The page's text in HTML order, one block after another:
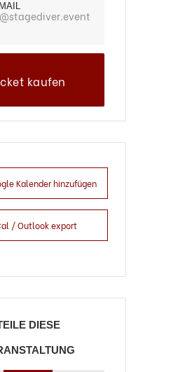
kaufen
Kalender hinzufügen
/ Outlook export
DIESE